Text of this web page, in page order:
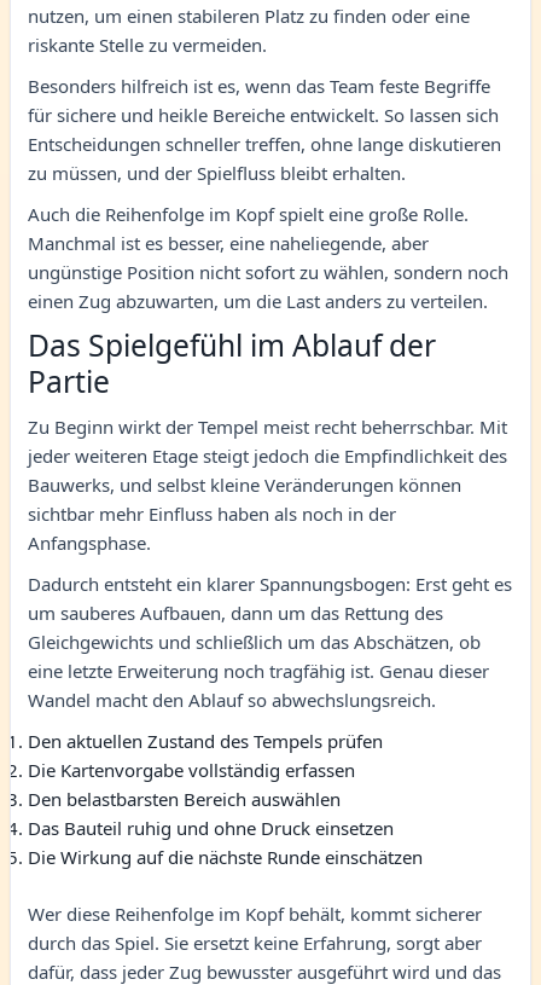
nutzen, um einen stabileren Platz zu finden oder eine
riskante Stelle zu vermeiden.
Besonders hilfreich ist es, wenn das Team feste Begriffe
für sichere und heikle Bereiche entwickelt. So lassen sich
Entscheidungen schneller treffen, ohne lange diskutieren
zu müssen, und der Spielfluss bleibt erhalten.
Auch die Reihenfolge im Kopf spielt eine große Rolle.
Manchmal ist es besser, eine naheliegende, aber
ungünstige Position nicht sofort zu wählen, sondern noch
einen Zug abzuwarten, um die Last anders zu verteilen.
Das Spielgefühl im Ablauf der
Partie
Zu Beginn wirkt der Tempel meist recht beherrschbar. Mit
jeder weiteren Etage steigt jedoch die Empfindlichkeit des
Bauwerks, und selbst kleine Veränderungen können
sichtbar mehr Einfluss haben als noch in der
Anfangsphase.
Dadurch entsteht ein klarer Spannungsbogen: Erst geht es
um sauberes Aufbauen, dann um das Rettung des
Gleichgewichts und schließlich um das Abschätzen, ob
eine letzte Erweiterung noch tragfähig ist. Genau dieser
Wandel macht den Ablauf so abwechslungsreich.
Den aktuellen Zustand des Tempels prüfen
Die Kartenvorgabe vollständig erfassen
Den belastbarsten Bereich auswählen
Das Bauteil ruhig und ohne Druck einsetzen
Die Wirkung auf die nächste Runde einschätzen
Wer diese Reihenfolge im Kopf behält, kommt sicherer
durch das Spiel. Sie ersetzt keine Erfahrung, sorgt aber
dafür, dass jeder Zug bewusster ausgeführt wird und das